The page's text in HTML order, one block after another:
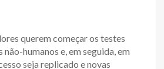
querem começar os testes
humanos e, em seguida, em
seja replicado e novas